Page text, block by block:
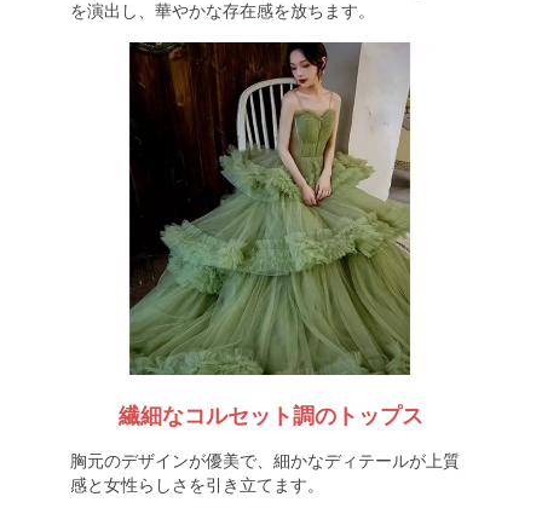
を演出し、華やかな存在感を放ちます。
繊細なコルセット調のトップス
胸元のデザインが優美で、細かなディテールが上質
感と女性らしさを引き立てます。